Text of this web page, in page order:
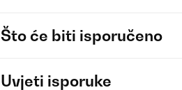
Što će biti isporučeno
Uvjeti isporuke